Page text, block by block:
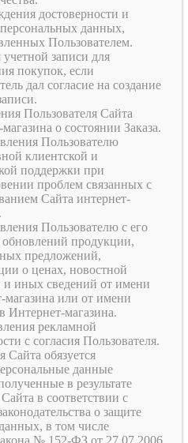
достоверности и
данных,
Пользователем.
записи для
покупок, если
дал согласие на создание
Пользователя Сайта
о состоянии Заказа.
Пользователю
клиентской и
поддержки при
проблем связанных с
Сайта интернет-
Пользователю с его
обновлений продукции,
предложений,
о ценах, новостной
и иных сведений от имени
магазина или от имени
Интернет-магазина.
рекламной
с согласия Пользователя.
обязуется
данные
в результате
в соответствии с
о защите
в том числе
№ 152-ФЗ от 27.07.2006